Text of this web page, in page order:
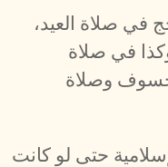
في صلاة العيد،
في صلاة
وصلاة
حتى لو كانت